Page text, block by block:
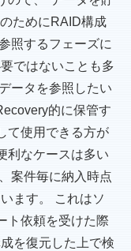
ためにRAID構成
照するフェーズに
ではないことも多
ータを参照したい
的に保管す
て使用できる方が
利なケースは多い
案件毎に納入時点
ます。 これはソ
ト依頼を受けた際
を復元した上で検